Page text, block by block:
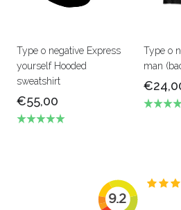
Type o negative Express
yourself Hooded
sweatshirt
€55,00
Type o
man